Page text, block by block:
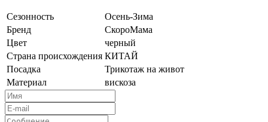
Сезонность
Осень-Зима
Бренд
СкороМама
Цвет
черный
Страна происхождения КИТАЙ
Посадка
Трикотаж на живот
Материал
вискоза